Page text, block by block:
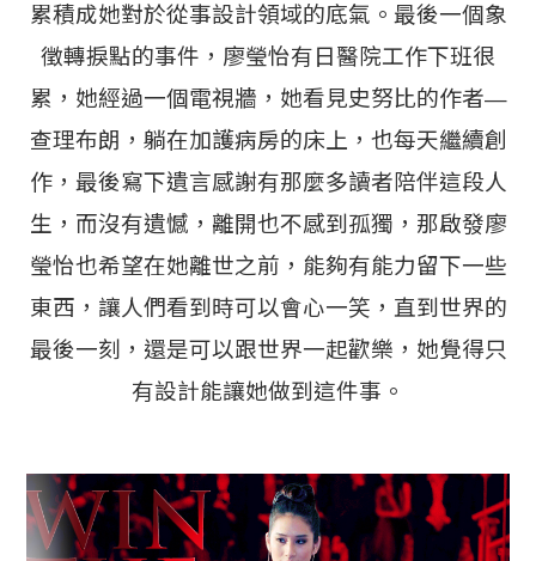
累積成她對於從事設計領域的底氣。最後一個象
徵轉捩點的事件，廖瑩怡有日醫院工作下班很
累，她經過一個電視牆，她看見史努比的作者—
查理布朗，躺在加護病房的床上，也每天繼續創
作，最後寫下遺言感謝有那麼多讀者陪伴這段人
生，而沒有遺憾，離開也不感到孤獨，那啟發廖
瑩怡也希望在她離世之前，能夠有能力留下一些
東西，讓人們看到時可以會心一笑，直到世界的
最後一刻，還是可以跟世界一起歡樂，她覺得只
有設計能讓她做到這件事。